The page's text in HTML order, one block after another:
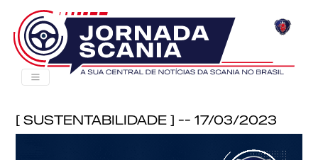
[ Sustentabilidade ] -- 17/03/2023